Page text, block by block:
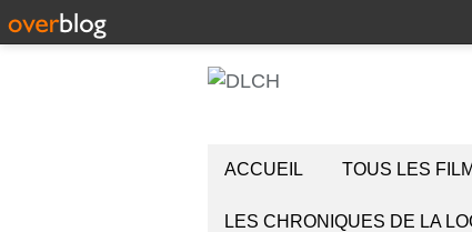
ACCUEIL TOUS LES
LES CHRONIQUES DE LA